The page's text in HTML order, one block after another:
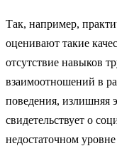
Так, например,
оценивают такие
отсутствие навыков
взаимоотношений в
поведения, излишняя
свидетельствует о
недостаточном